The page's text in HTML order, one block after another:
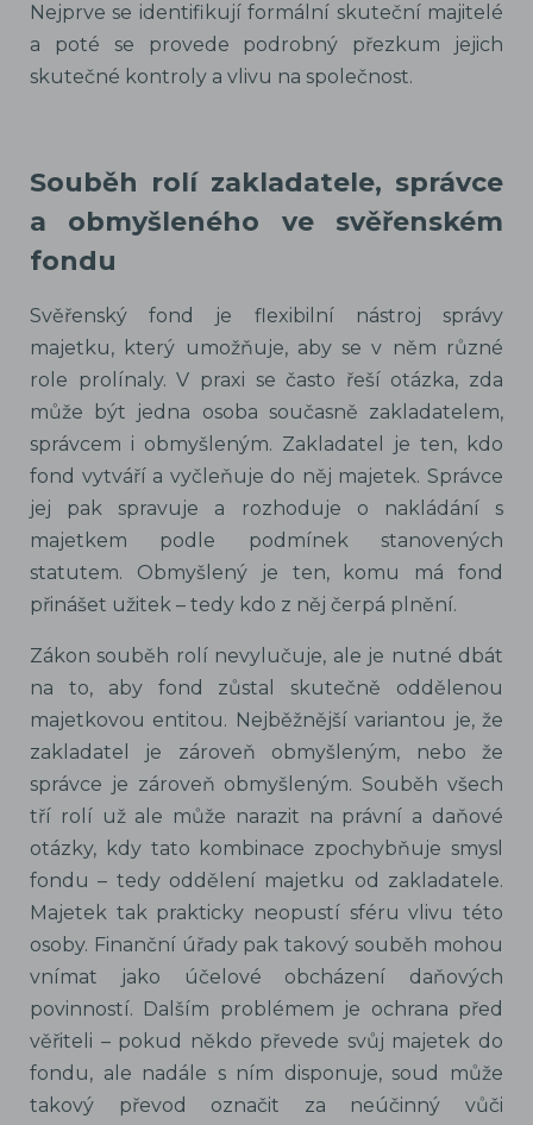
Nejprve se identifikují formální skuteční majitelé
a poté se provede podrobný přezkum jejich
skutečné kontroly a vlivu na společnost.
Souběh rolí zakladatele, správce
a obmyšleného ve svěřenském
fondu
Svěřenský fond je flexibilní nástroj správy
majetku, který umožňuje, aby se v něm různé
role prolínaly. V praxi se často řeší otázka, zda
může být jedna osoba současně zakladatelem,
správcem i obmyšleným. Zakladatel je ten, kdo
fond vytváří a vyčleňuje do něj majetek. Správce
jej pak spravuje a rozhoduje o nakládání s
majetkem podle podmínek stanovených
statutem. Obmyšlený je ten, komu má fond
přinášet užitek – tedy kdo z něj čerpá plnění.
Zákon souběh rolí nevylučuje, ale je nutné dbát
na to, aby fond zůstal skutečně oddělenou
majetkovou entitou. Nejběžnější variantou je, že
zakladatel je zároveň obmyšleným, nebo že
správce je zároveň obmyšleným. Souběh všech
tří rolí už ale může narazit na právní a daňové
otázky, kdy tato kombinace zpochybňuje smysl
fondu – tedy oddělení majetku od zakladatele.
Majetek tak prakticky neopustí sféru vlivu této
osoby. Finanční úřady pak takový souběh mohou
vnímat jako účelové obcházení daňových
povinností. Dalším problémem je ochrana před
věřiteli – pokud někdo převede svůj majetek do
fondu, ale nadále s ním disponuje, soud může
takový převod označit za neúčinný vůči